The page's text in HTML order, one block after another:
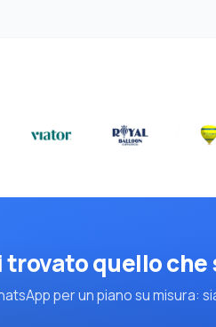
trovato quello
per un piano su misura: